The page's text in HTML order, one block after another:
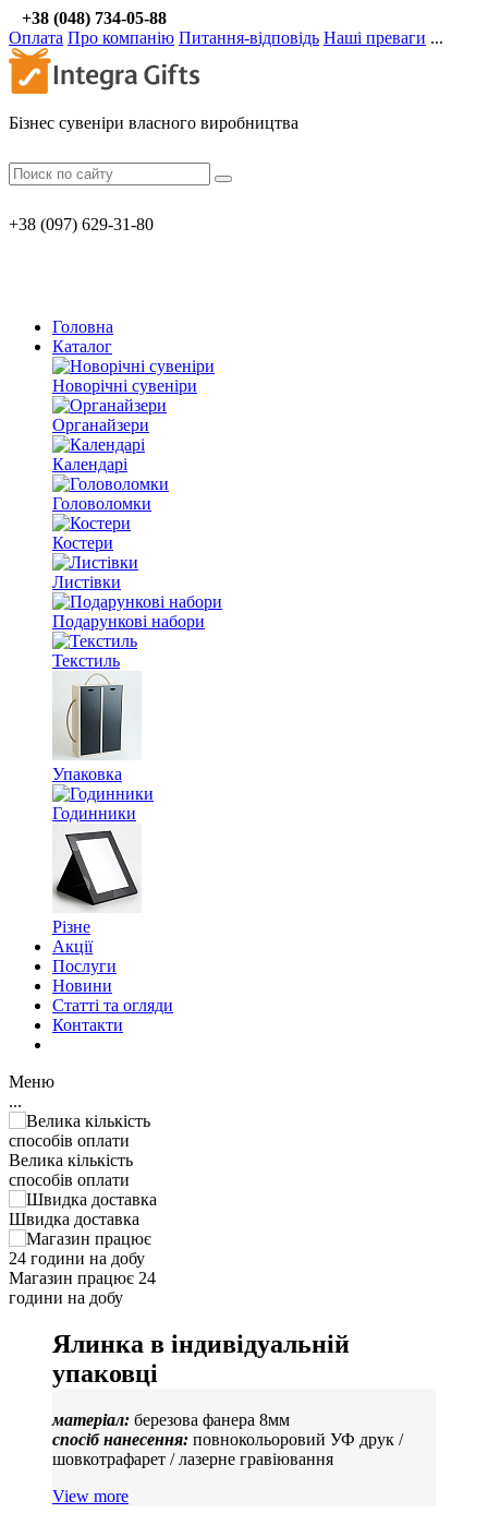
+38 (048) 734-05-88
Оплата Про компанію Питання-відповідь Наші преваги ...
Бізнес сувеніри власного виробництва
+38 (097) 629-31-80
Головна
Каталог
Новорічні сувеніри
Органайзери
Календарі
Головоломки
Костери
Листівки
Подарункові набори
Текстиль
Упаковка
Годинники
Різне
Акції
Послуги
Новини
Статті та огляди
Контакти
Меню
...
Велика кількість
способів оплати
Швидка доставка
Магазин працює 24
години на добу
Ялинка в індивідуальній
упаковці
матеріал: березова фанера 8мм
спосіб нанесення: повнокольоровий УФ друк /
шовкотрафарет / лазерне гравіювання
View more